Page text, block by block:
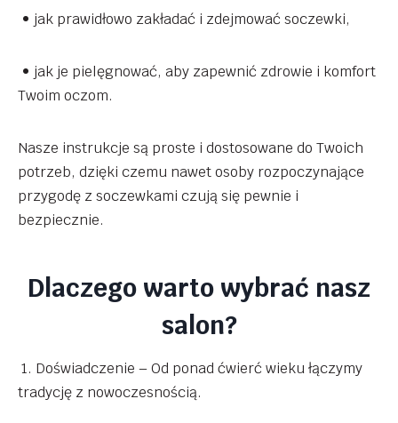
• jak prawidłowo zakładać i zdejmować soczewki,
• jak je pielęgnować, aby zapewnić zdrowie i komfort
Twoim oczom.
Nasze instrukcje są proste i dostosowane do Twoich
potrzeb, dzięki czemu nawet osoby rozpoczynające
przygodę z soczewkami czują się pewnie i
bezpiecznie.
Dlaczego warto wybrać nasz
salon?
1. Doświadczenie – Od ponad ćwierć wieku łączymy
tradycję z nowoczesnością.